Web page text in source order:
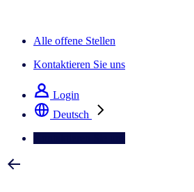
Alle offene Stellen
Kontaktieren Sie uns
Login
Deutsch